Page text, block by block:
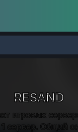
RESAND
игровых
1 сервер. Общий